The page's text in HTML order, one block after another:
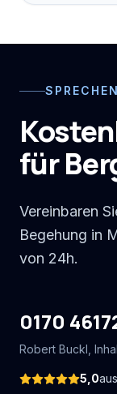
für
Vereinbaren
Begehung in
von 24h.
0170
Robert Buckl ,
5,0aus